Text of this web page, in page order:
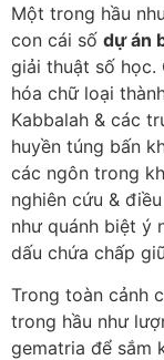
Một trong hầu
con cái số dự án
giải thuật số học.
hóa chữ loại
Kabbalah & các
huyền túng bấn
các ngôn trong
nghiên cứu &
như quánh biệt ý
dấu chứa chấp
Trong toàn cảnh
trong hầu như
gematria để sắm